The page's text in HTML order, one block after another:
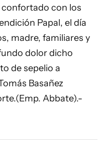
confortado con los
Papal, el día
madre, familiares y
dolor dicho
de sepelio a
Basañez
Abbate).-